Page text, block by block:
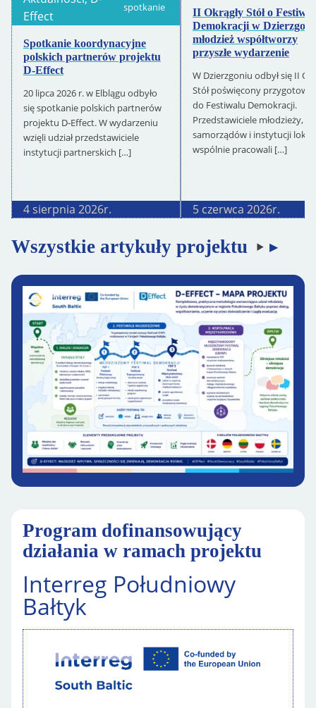
Effect
spotkanie
Spotkanie koordynacyjne
polskich partnerów projektu
D‑Effect
20 lipca 2026 r. w Elblągu odbyło
się spotkanie polskich partnerów
projektu D‑Effect. W wydarzeniu
wzięli udział przedstawiciele
instytucji partnerskich […]
4 sierpnia 2026r.
II Okrągły Stół o
Demokracji w
młodzież współtworzy
przyszłe wydarzenie
W Dzierzgoniu odbył się II
Stół poświęcony
do Festiwalu Demokracji.
Przedstawiciele młodzieży,
samorządów i instytucji
wspólnie pracowali […]
5 czerwca 2026r.
Wszystkie artykuły projektu
Program dofinansowujący
działania w ramach projektu
Interreg Południowy
Bałtyk